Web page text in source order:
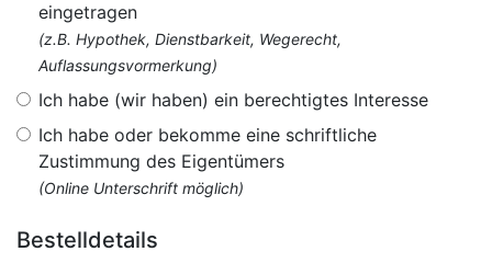
eingetragen
(z.B. Hypothek, Dienstbarkeit, Wegerecht,
Auflassungsvormerkung)
Ich habe (wir haben) ein berechtigtes Interesse
Ich habe oder bekomme eine schriftliche
Zustimmung des Eigentümers
(Online Unterschrift möglich)
Bestelldetails